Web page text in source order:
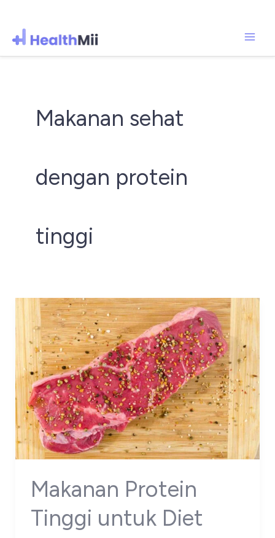
Makanan sehat
dengan protein
tinggi
Makanan Protein
Tinggi untuk Diet